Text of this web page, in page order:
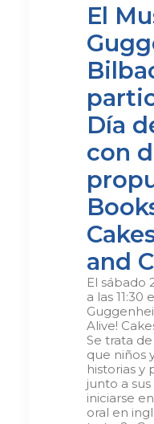
El
Día
con
and
El sábado
a las 11:30
Alive!
Se trata
que niños
historias y
junto a
iniciarse
oral en